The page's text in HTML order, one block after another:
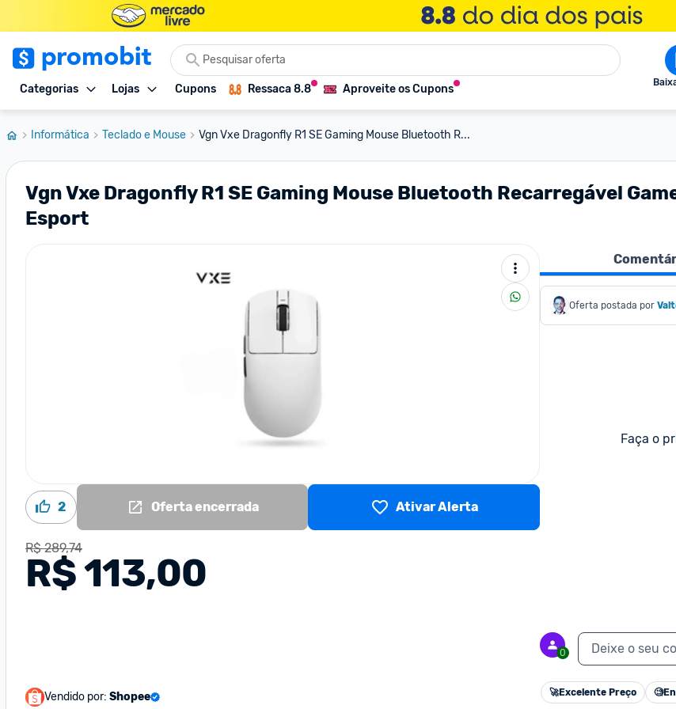
Categorias Lojas Cupons Ressaca 8.8 Aproveite os Cupons
Informática Teclado e Mouse Vgn Vxe Dragonfly R1 SE Gaming Mouse Bluetooth R...
Vgn Vxe Dragonfly R1 SE Gaming Mouse Bluetooth Recarregável
Esport
2 Oferta encerrada Ativar Alerta
R$ 289,74
R$ 113,00
Vendido por: Shopee
Oferta postada por
Faça o
0 Deixe o seu
🚀Excelente Preço 🧐